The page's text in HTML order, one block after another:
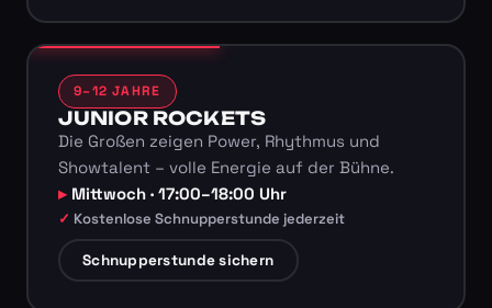
9–12 JAHRE
JUNIOR ROCKETS
Die Großen zeigen Power, Rhythmus und
Showtalent – volle Energie auf der Bühne.
Mittwoch · 17:00–18:00 Uhr
Kostenlose Schnupperstunde jederzeit
Schnupperstunde sichern